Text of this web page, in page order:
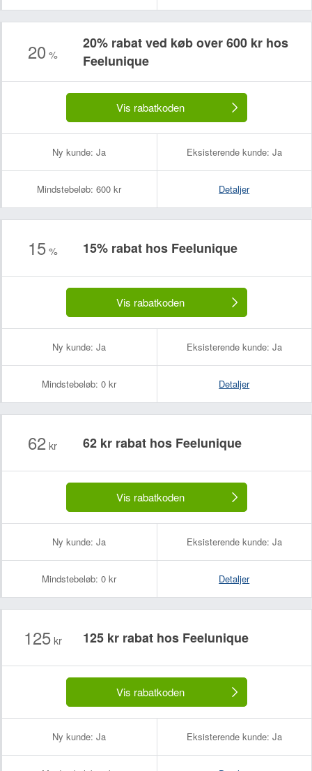
20 %
20% rabat ved køb over 600 kr hos
Feelunique
Vis rabatkoden
Ny kunde: Ja Eksisterende kunde: Ja
Mindstebeløb: 600 kr Detaljer
15 % 15% rabat hos Feelunique
Vis rabatkoden
Ny kunde: Ja Eksisterende kunde: Ja
Mindstebeløb: 0 kr Detaljer
62kr 62 kr rabat hos Feelunique
Vis rabatkoden
Ny kunde: Ja Eksisterende kunde: Ja
Mindstebeløb: 0 kr Detaljer
125 kr 125 kr rabat hos Feelunique
Vis rabatkoden
Ny kunde: Ja Eksisterende kunde: Ja